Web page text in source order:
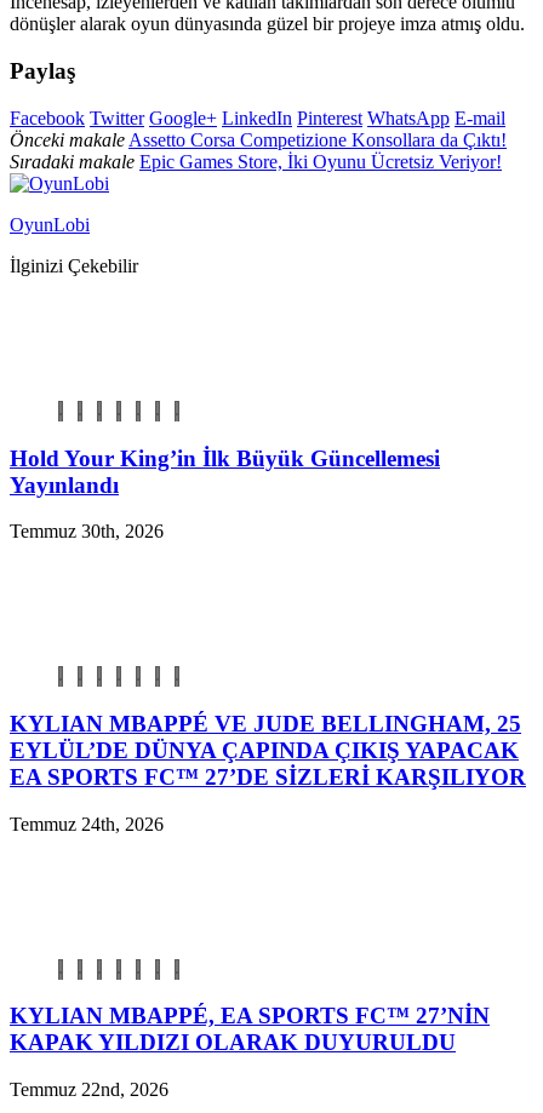
dönüşler alarak oyun dünyasında güzel bir projeye imza atmış oldu.
Paylaş
Facebook Twitter Google+ LinkedIn Pinterest WhatsApp E-mail
Önceki makale Assetto Corsa Competizione Konsollara da Çıktı!
Sıradaki makale Epic Games Store, İki Oyunu Ücretsiz Veriyor!
OyunLobi
İlginizi Çekebilir
Hold Your King’in İlk Büyük Güncellemesi
Yayınlandı
Temmuz 30th, 2026
KYLIAN MBAPPÉ VE JUDE BELLINGHAM, 25
EYLÜL’DE DÜNYA ÇAPINDA ÇIKIŞ YAPACAK
EA SPORTS FC™ 27’DE SİZLERİ KARŞILIYOR
Temmuz 24th, 2026
KYLIAN MBAPPÉ, EA SPORTS FC™ 27’NİN
KAPAK YILDIZI OLARAK DUYURULDU
Temmuz 22nd, 2026